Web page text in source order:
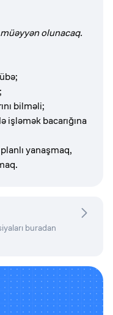
olunacaq.
bilməli;
işləmək bacarığına
yanaşmaq,
buradan